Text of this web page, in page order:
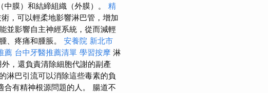
膜）和結締組織（外膜）。 精
，可以輕柔地影響淋巴管，增加
並影響自主神經系統，從而減輕
、疼痛和腫脹。 安養院 新北市
薦 台中牙醫推薦清單 學習按摩 淋
，還負責清除細胞代謝的副產
淋巴引流可以消除這些毒素的負
有精神根源問題的人。 腸道不